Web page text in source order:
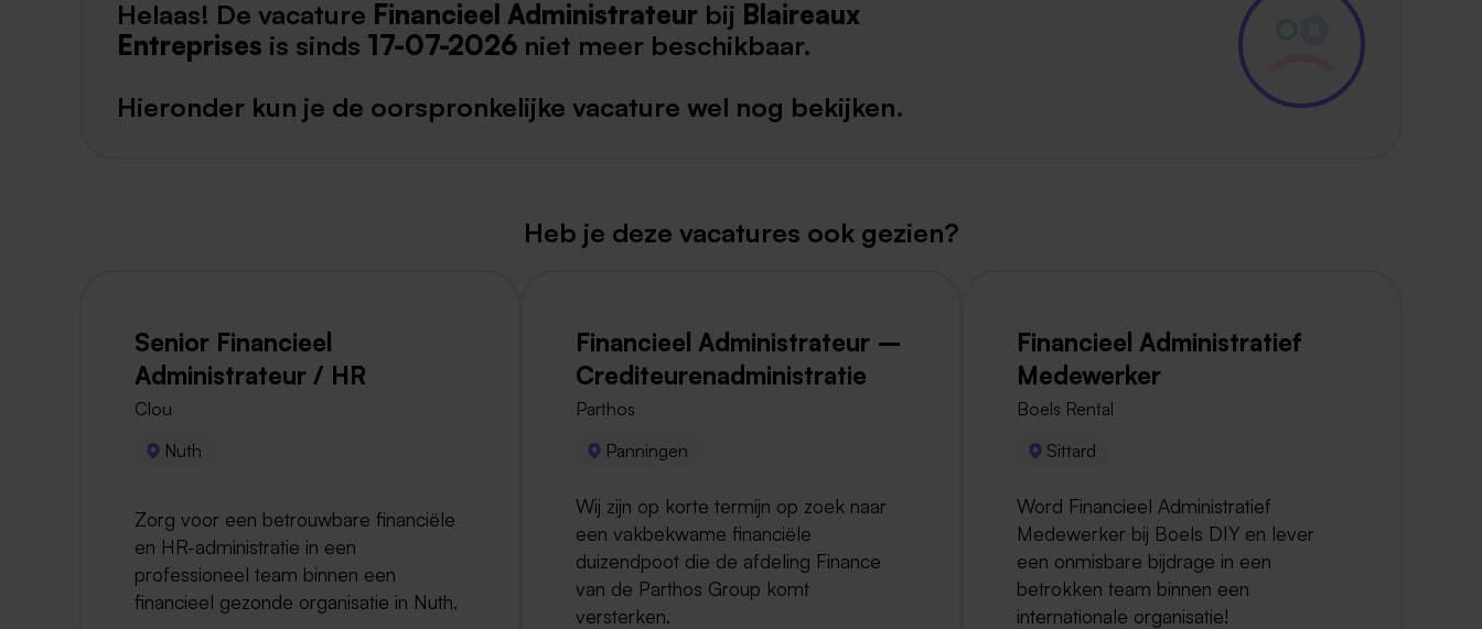
Weert
Helaas! De vacature Financieel Administrateur bij Blaireaux
Entreprises is sinds 17-07-2026 niet meer beschikbaar.
Hieronder kun je de oorspronkelijke vacature wel nog bekijken.
Heb je deze vacatures ook gezien?
Senior Financieel
Administrateur / HR
Clou
Nuth
Zorg voor een betrouwbare financiële
en HR-administratie in een
professioneel team binnen een
financieel gezonde organisatie in Nuth.
Financieel Administrateur –
Crediteurenadministratie
Parthos
Panningen
Wij zijn op korte termijn op zoek naar
een vakbekwame financiële
duizendpoot die de afdeling Finance
van de Parthos Group komt
versterken.
Financieel Administratief
Medewerker
Boels Rental
Sittard
Word Financieel Administratief
Medewerker bij Boels DIY en lever
een onmisbare bijdrage in een
betrokken team binnen een
internationale organisatie!